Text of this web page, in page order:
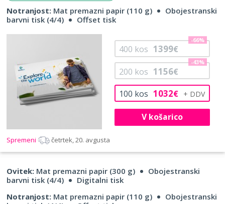
Notranjost: Mat premazni papir (110 g)
Obojestranski
barvni tisk (4/4)
Offset tisk
100 kos 1032€
200 kos 1156€
-43%
400 kos 1399€
-66%
V košarico
Spremeni četrtek, 20. avgusta
Ovitek: Mat premazni papir (300 g)
Obojestranski
barvni tisk (4/4)
Digitalni tisk
Notranjost: Mat premazni papir (110 g)
Obojestranski